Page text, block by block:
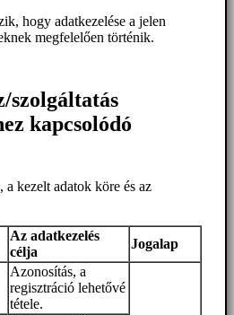
hogy adatkezelése a jelen
megfelelően történik.
szolgáltatás
kapcsolódó
a kezelt adatok köre és az
Az adatkezelés
célja
Jogalap
Azonosítás, a
regisztráció lehetővé
tétele.